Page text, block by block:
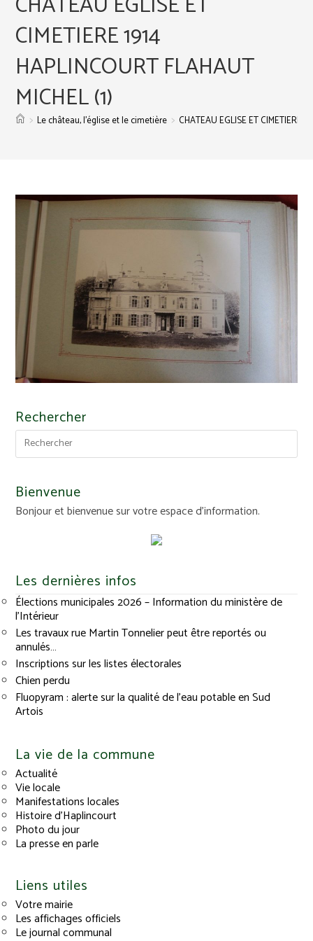
CIMETIERE 1914
HAPLINCOURT FLAHAUT
MICHEL (1)
> Le château, l’église et le cimetière > CHATEAU EGLISE ET CIMETIERE
Rechercher
Bienvenue
Bonjour et bienvenue sur votre espace d'information.
Les dernières infos
Élections municipales 2026 – Information du ministère de
l’Intérieur
Les travaux rue Martin Tonnelier peut être reportés ou
annulés…
Inscriptions sur les listes électorales
Chien perdu
Fluopyram : alerte sur la qualité de l’eau potable en Sud
Artois
La vie de la commune
Actualité
Vie locale
Manifestations locales
Histoire d’Haplincourt
Photo du jour
La presse en parle
Liens utiles
Votre mairie
Les affichages officiels
Le journal communal